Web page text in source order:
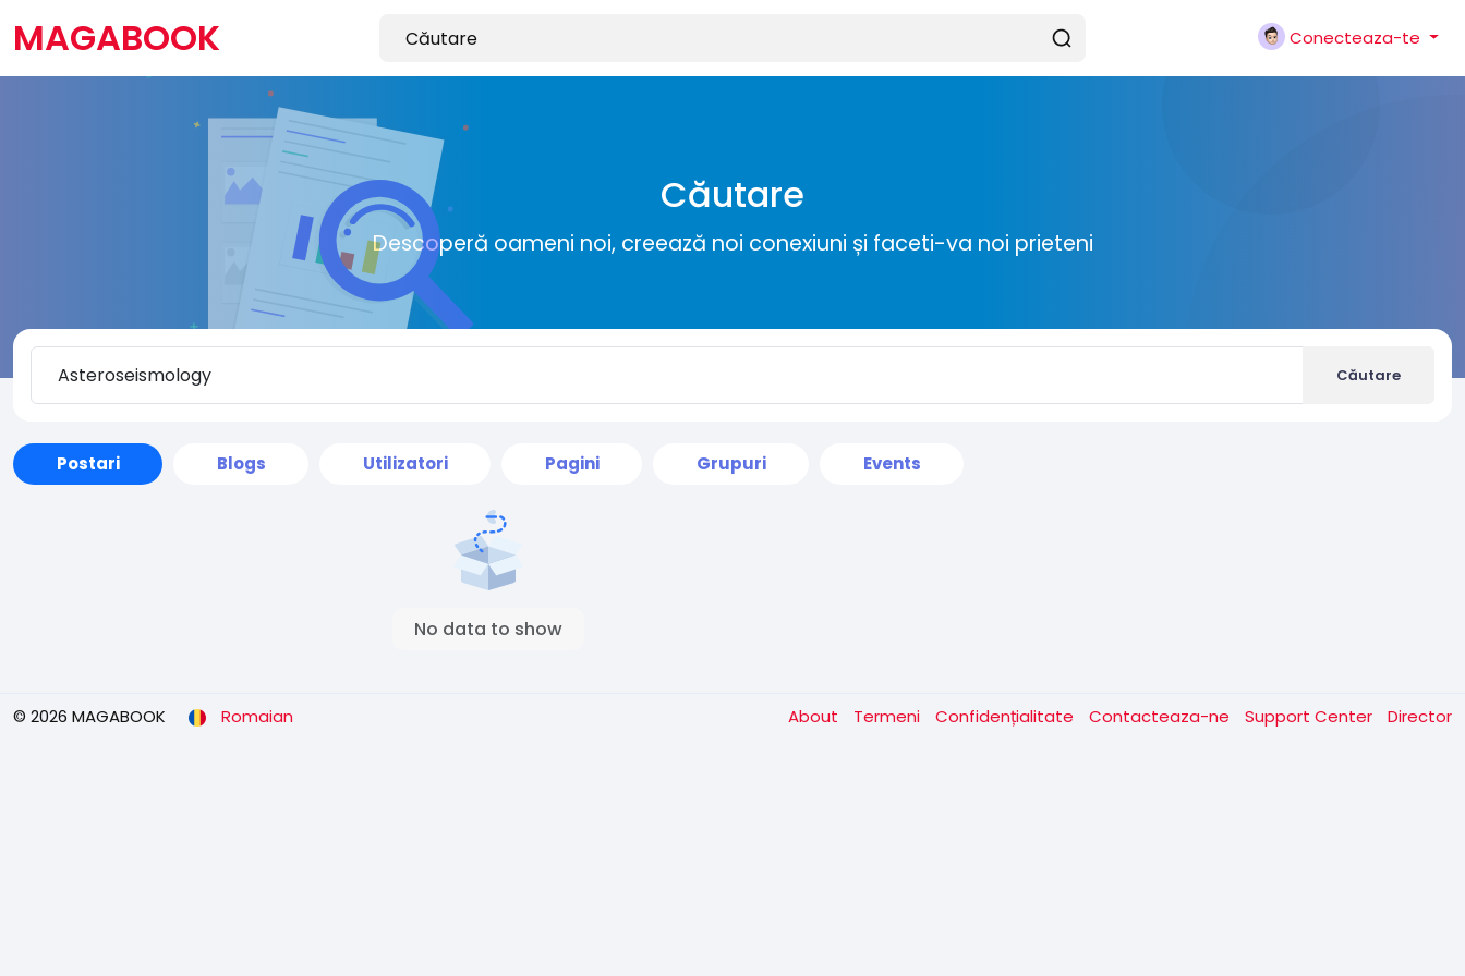
MAGABOOK Conecteaza-te
Căutare
Descoperă oameni noi, creează noi conexiuni și faceti-va noi prieteni
Căutare
Postari Blogs Utilizatori Pagini Grupuri Events
No data to show
© 2026 MAGABOOK Romaian About Termeni Confidențialitate Contacteaza-ne Support Center Director